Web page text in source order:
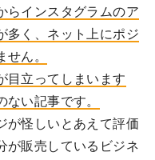
らインスタグラムのア
多く、ネット上にポジ
ん。
目立ってしまいます
い記事です。
が怪しいとあえて評価
が販売しているビジネ